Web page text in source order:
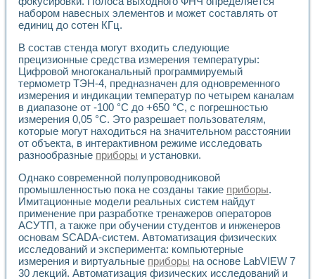
Управление температурой газовой среды специальной
Разработка программного обеспечения с
Использование технологий NATIONAL INSTRUMENTS
Оборудование для промышленной термотрансферной
Автоматизация реометрических исследований на базе
Применение измерителя иммитанса для исследова¬ния
Исследование электромагнитных переходных процессов
Стенд для исследования электрических переходных
Автоматизация контроля сварных швов на базе
Измерительный контроль с применением
Моделирование надежности и эффективности систем
Лабораторные практикумы и учебные стенды
Автоматизированные лабораторные комплексы для
Виртуальный прибор для исследования нелинейных
Использование виртуальных приборов в процесе
Использование программ ELECTRONICS WORKBENCH-
Лабораторный практикум по дисциплине «Цифровые
Лабораторный практикум по ИНС на основе LabVIEW
Лабораторный практикум по основам теории коммутации
Опыт использования NI LabVIEW для создания
набором навесных элементов и может составлять от
единиц до сотен КГц.
В состав стенда могут входить следующие
прецизионные средства измерения температуры:
Цифровой многоканальный программируемый
термометр ТЭН-4, предназначен для одновременного
измерения и индикации температур по четырем каналам
в диапазоне от -100 °С до +650 °С, с погрешностью
измерения 0,05 °С. Это разрешает пользователям,
которые могут находиться на значительном расстоянии
от объекта, в интерактивном режиме исследовать
разнообразные приборы и установки.
Однако современной полупроводниковой
промышленностью пока не созданы такие приборы.
Имитационные модели реальных систем найдут
применение при разработке тренажеров операторов
АСУТП, а также при обучении студентов и инженеров
основам SCADA-систем. Автоматизация физических
исследований и эксперимента: компьютерные
измерения и виртуальные приборы на основе LabVIEW 7
30 лекций. Автоматизация физических исследований и